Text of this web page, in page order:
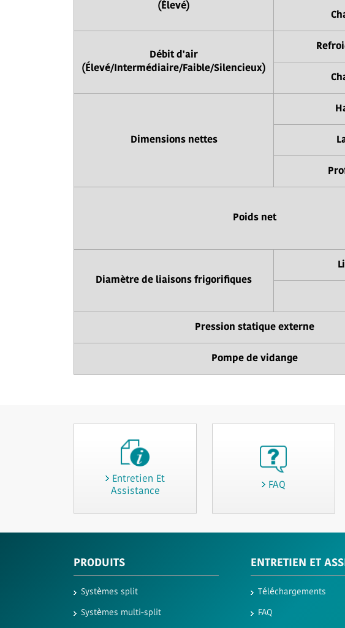
(Élevé)
Débit d'air
(Élevé/Intermédiaire/Faible/Silencieux)
Dimensions nettes
Poids net
Diamètre de liaisons frigorifiques
Pression statique externe
Pompe de vidange
Entretien Et
Assistance
FAQ
PRODUITS
Systèmes split
Systèmes multi-split
ENTRETIEN ET
Téléchargements
FAQ